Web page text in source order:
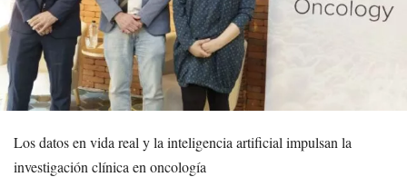
Los datos en vida real y la inteligencia artificial impulsan la
investigación clínica en oncología